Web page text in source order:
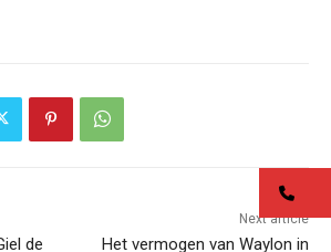
de
Next article
Het vermogen van Waylon in